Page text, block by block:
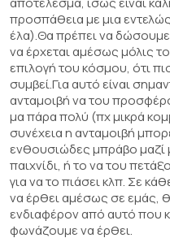
προσπάθεια με μια
έλα).Θα πρέπει να
να έρχεται αμέσως μόλις
επιλογή του κόσμου, ότι
συμβεί.Για αυτό είναι
ανταμοιβή να του
μα πάρα πολύ (πχ μικρά
συνέχεια η ανταμοιβή
ενθουσιώδες μπράβο μαζί
παιχνίδι, ή το να του
για να το πιάσει κλπ. Σε
να έρθει αμέσως σε εμάς,
ενδιαφέρον από αυτό που
φωνάζουμε να έρθει.